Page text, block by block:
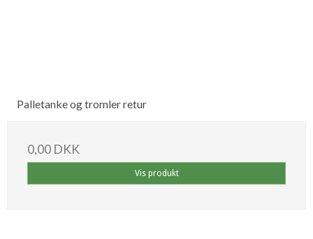
Palletanke og tromler retur
0,00 DKK
Vis produkt